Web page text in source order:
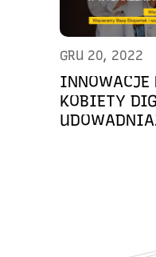
GRU 20, 2022
KOBIETY